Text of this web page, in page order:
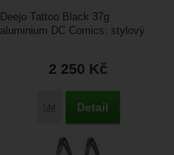
2 250 Kč
Porovnat
Detail
Deejo Tattoo Black 37g
aluminium DC Comics: stylový